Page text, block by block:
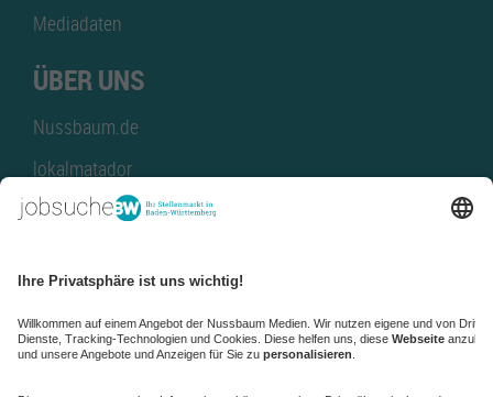
Mediadaten
ÜBER UNS
Nussbaum.de
lokalmatador
kaufinBW
NussbaumID
Nussbaum Medien